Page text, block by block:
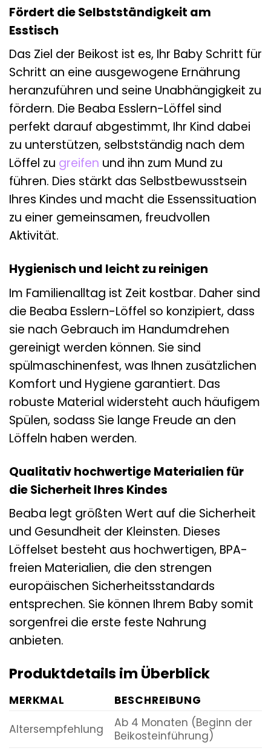
Fördert die Selbstständigkeit am
Esstisch
Das Ziel der Beikost ist es, Ihr Baby Schritt für
Schritt an eine ausgewogene Ernährung
heranzuführen und seine Unabhängigkeit zu
fördern. Die Beaba Esslern-Löffel sind
perfekt darauf abgestimmt, Ihr Kind dabei
zu unterstützen, selbstständig nach dem
Löffel zu greifen und ihn zum Mund zu
führen. Dies stärkt das Selbstbewusstsein
Ihres Kindes und macht die Essenssituation
zu einer gemeinsamen, freudvollen
Aktivität.
Hygienisch und leicht zu reinigen
Im Familienalltag ist Zeit kostbar. Daher sind
die Beaba Esslern-Löffel so konzipiert, dass
sie nach Gebrauch im Handumdrehen
gereinigt werden können. Sie sind
spülmaschinenfest, was Ihnen zusätzlichen
Komfort und Hygiene garantiert. Das
robuste Material widersteht auch häufigem
Spülen, sodass Sie lange Freude an den
Löffeln haben werden.
Qualitativ hochwertige Materialien für
die Sicherheit Ihres Kindes
Beaba legt größten Wert auf die Sicherheit
und Gesundheit der Kleinsten. Dieses
Löffelset besteht aus hochwertigen, BPA-
freien Materialien, die den strengen
europäischen Sicherheitsstandards
entsprechen. Sie können Ihrem Baby somit
sorgenfrei die erste feste Nahrung
anbieten.
Produktdetails im Überblick
MERKMAL
BESCHREIBUNG
Altersempfehlung
Ab 4 Monaten (Beginn der
Beikosteinführung)